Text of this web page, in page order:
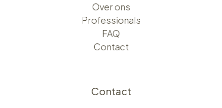
Over ons​​
Professionals
FAQ
Contact
Contact